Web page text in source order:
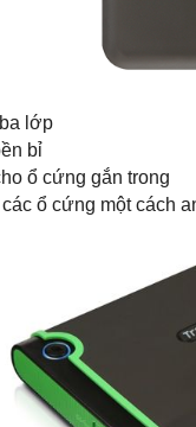
lớp
bỉ
ổ cứng gắn trong
ổ cứng một cách